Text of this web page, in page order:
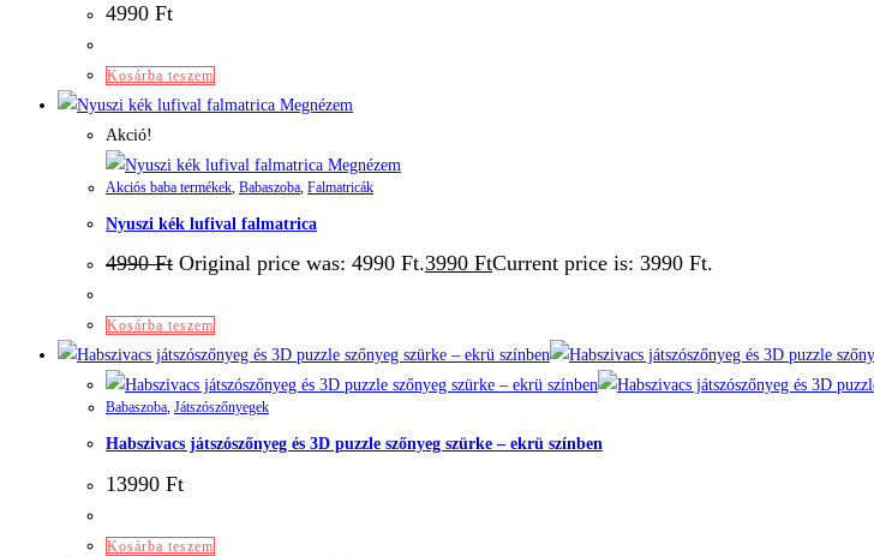
4990 Ft
Kosárba teszem
Megnézem
Akció!
Megnézem
Akciós baba termékek, Babaszoba, Falmatricák
Nyuszi kék lufival falmatrica
4990Ft Original price was: 4990 Ft.3990 FtCurrent price is: 3990 Ft.
Kosárba teszem
Babaszoba, Játszószőnyegek
Habszivacs játszószőnyeg és 3D puzzle szőnyeg szürke – ekrü színben
13990 Ft
Kosárba teszem